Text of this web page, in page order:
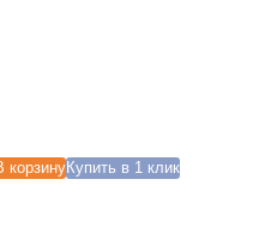
корзинуКупить в 1 клик